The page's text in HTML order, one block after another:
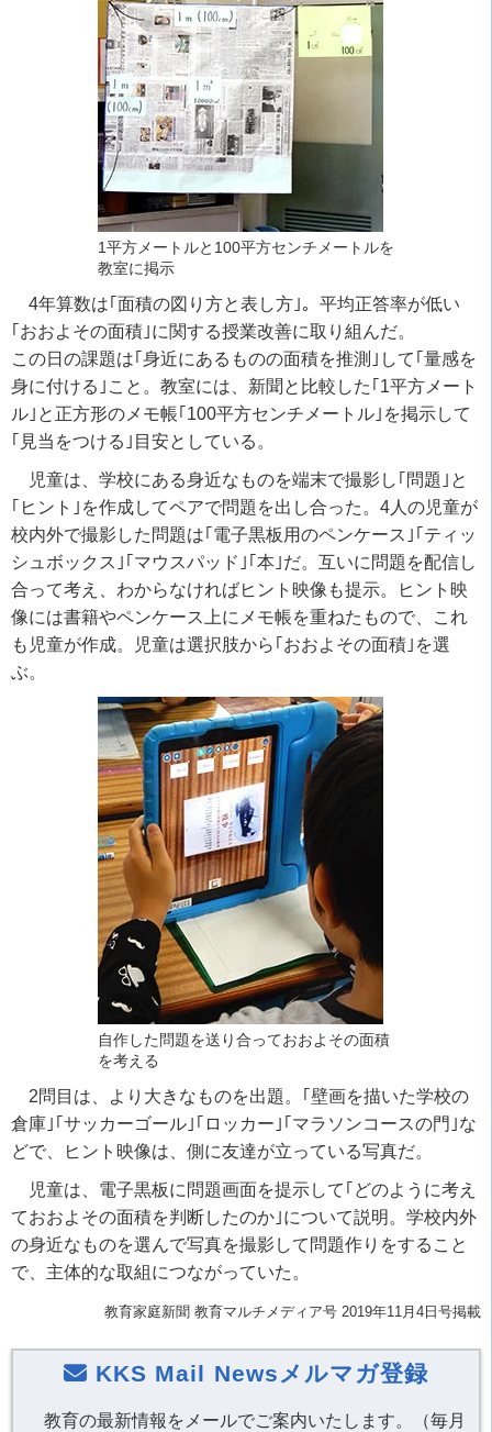
1平方メートルと100平方センチメートルを
教室に掲示
4年算数は｢面積の図り方と表し方｣。平均正答率が低い
｢おおよその面積｣に関する授業改善に取り組んだ。
この日の課題は｢身近にあるものの面積を推測｣して｢量感を
身に付ける｣こと。教室には、新聞と比較した｢1平方メート
ル｣と正方形のメモ帳｢100平方センチメートル｣を掲示して
｢見当をつける｣目安としている。
児童は、学校にある身近なものを端末で撮影し｢問題｣と
｢ヒント｣を作成してペアで問題を出し合った。4人の児童が
校内外で撮影した問題は｢電子黒板用のペンケース｣｢ティッ
シュボックス｣｢マウスパッド｣｢本｣だ。互いに問題を配信し
合って考え、わからなければヒント映像も提示。ヒント映
像には書籍やペンケース上にメモ帳を重ねたもので、これ
も児童が作成。児童は選択肢から｢おおよその面積｣を選
ぶ。
自作した問題を送り合っておおよその面積
を考える
2問目は、より大きなものを出題。｢壁画を描いた学校の
倉庫｣｢サッカーゴール｣｢ロッカー｣｢マラソンコースの門｣な
どで、ヒント映像は、側に友達が立っている写真だ。
児童は、電子黒板に問題画面を提示して｢どのように考え
ておおよその面積を判断したのか｣について説明。学校内外
の身近なものを選んで写真を撮影して問題作りをすること
で、主体的な取組につながっていた。
教育家庭新聞 教育マルチメディア号 2019年11月4日号掲載
KKS Mail Newsメルマガ登録
教育の最新情報をメールでご案内いたします。（毎月